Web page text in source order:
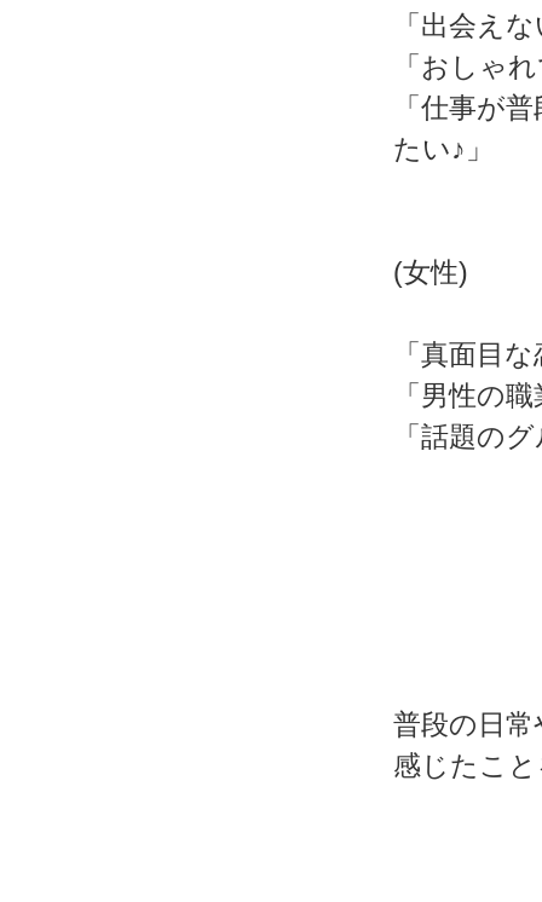
「出会え
「おしゃ
「仕事が
たい♪」
(女性)
「真面目
「男性の
「話題の
普段の日
感じたこ